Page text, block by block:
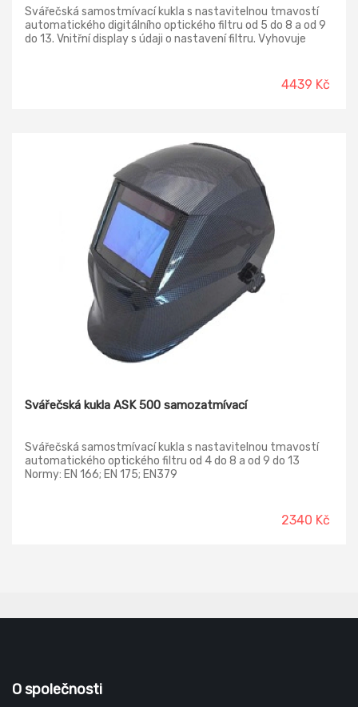
Svářečská samostmívací kukla s nastavitelnou tmavostí
automatického digitálního optického filtru od 5 do 8 a od 9
do 13. Vnitřní display s údaji o nastavení filtru. Vyhovuje
4439 Kč
Svářečská kukla ASK 500 samozatmívací
Svářečská samostmívací kukla s nastavitelnou tmavostí
automatického optického filtru od 4 do 8 a od 9 do 13
Normy: EN 166; EN 175; EN379
2340 Kč
O společnosti